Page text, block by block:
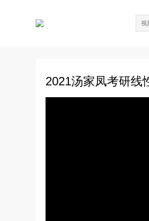
2021汤家凤考研线